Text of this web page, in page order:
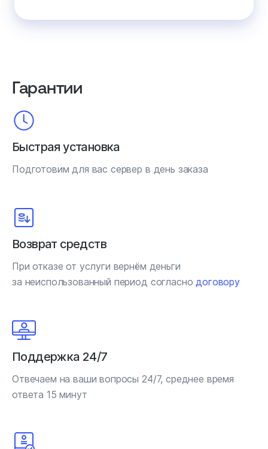
Гарантии
Быстрая установка
Подготовим для вас сервер в день заказа
Возврат средств
При отказе от услуги вернём деньги
за неиспользованный период согласнодоговору
Поддержка 24/7
Отвечаем на ваши вопросы 24/7, среднее время
ответа 15 минут